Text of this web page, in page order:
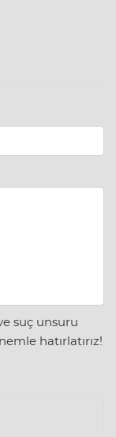
suç unsuru
hatırlatırız!